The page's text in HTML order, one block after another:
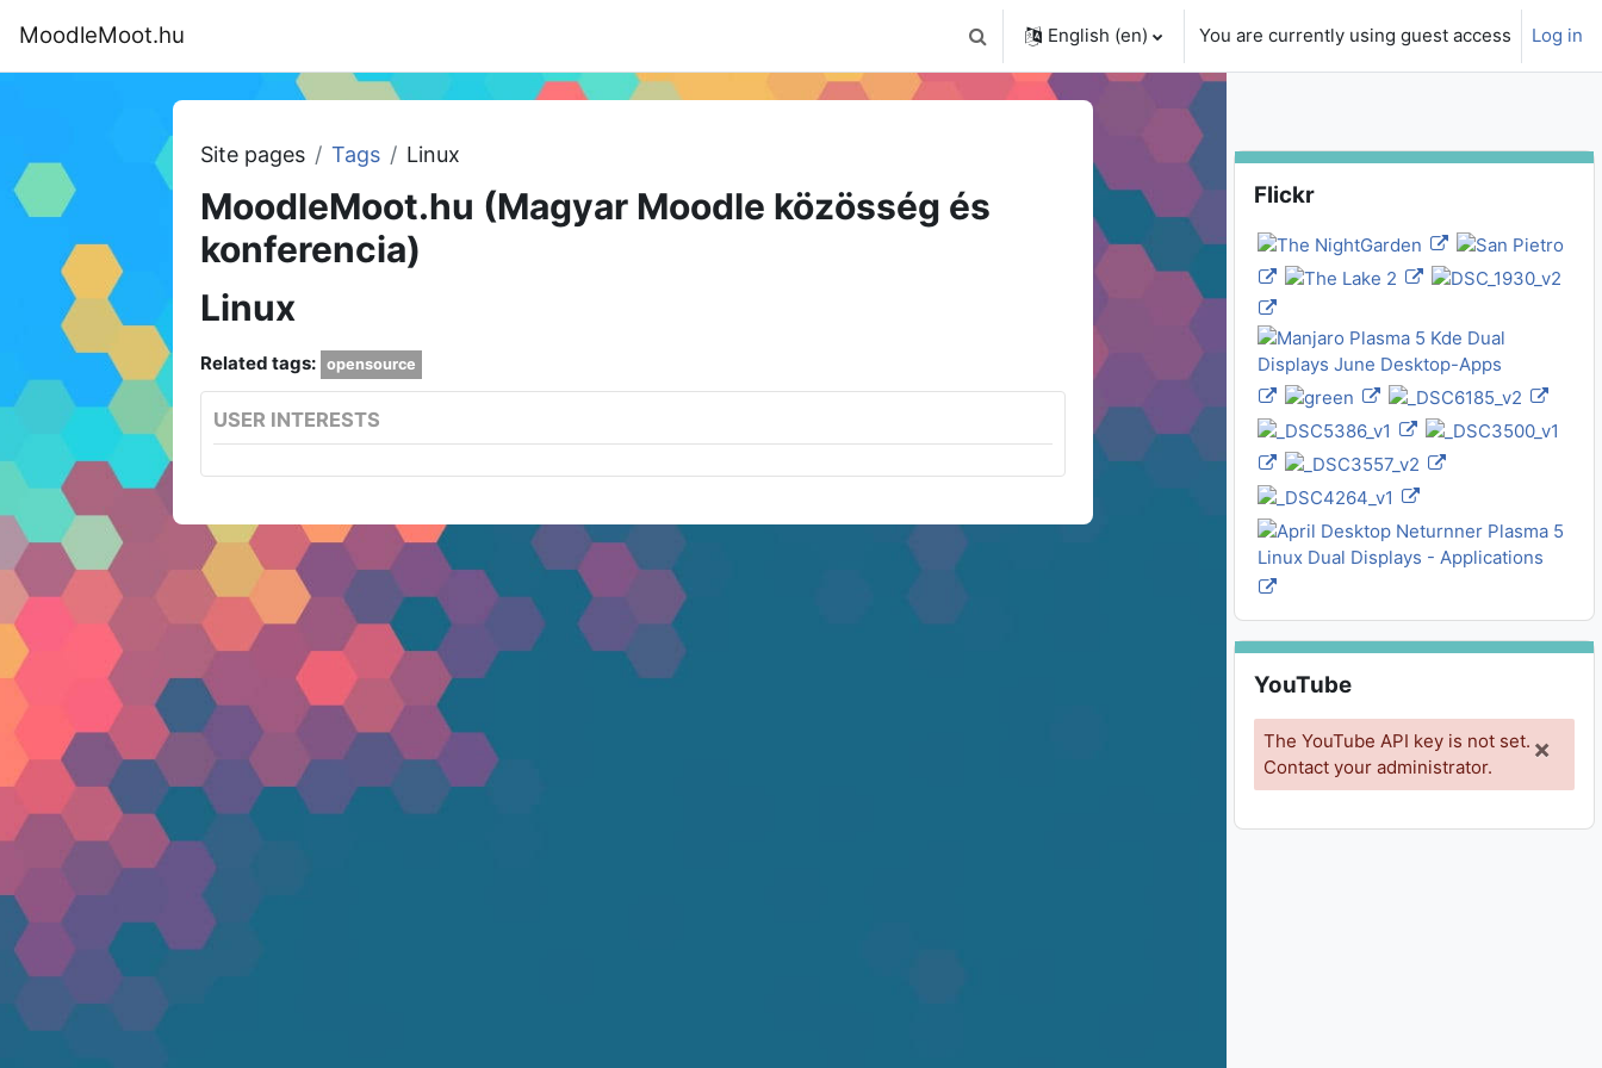
MoodleMoot.hu Toggle search input
English ‎(en)‎ You are currently using guest access Log in
Skip Flickr
Flickr
Skip YouTube
YouTube
The YouTube API key is not set.
Contact your administrator.
×
Site pages Tags Linux
MoodleMoot.hu (Magyar Moodle közösség és
konferencia)
Linux
Related tags: opensource
USER INTERESTS